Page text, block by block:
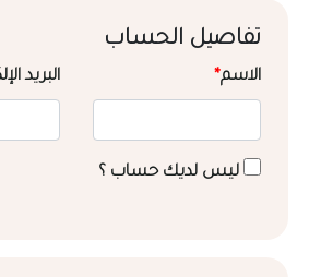
تفاصيل الحساب
الاسم* البريد
ليس لديك حساب ؟